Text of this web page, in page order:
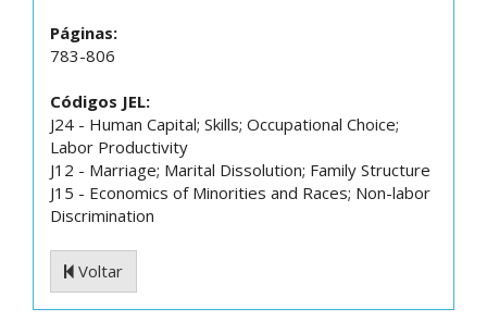
Páginas:
783-806
Códigos JEL:
J24 - Human Capital; Skills; Occupational Choice;
Labor Productivity
J12 - Marriage; Marital Dissolution; Family Structure
J15 - Economics of Minorities and Races; Non-labor
Discrimination
Voltar